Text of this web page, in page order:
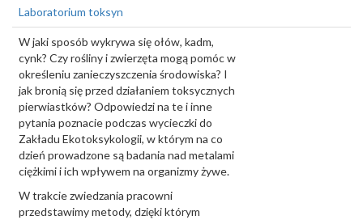
Laboratorium toksyn
W jaki sposób wykrywa się ołów, kadm,
cynk? Czy rośliny i zwierzęta mogą pomóc w
określeniu zanieczyszczenia środowiska? I
jak bronią się przed działaniem toksycznych
pierwiastków? Odpowiedzi na te i inne
pytania poznacie podczas wycieczki do
Zakładu Ekotoksykologii, w którym na co
dzień prowadzone są badania nad metalami
ciężkimi i ich wpływem na organizmy żywe.
W trakcie zwiedzania pracowni
przedstawimy metody, dzięki którym